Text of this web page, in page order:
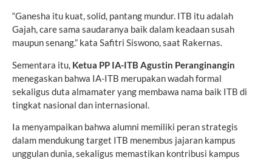
“Ganesha itu kuat, solid, pantang mundur. ITB itu adalah
Gajah, care sama saudaranya baik dalam keadaan susah
maupun senang.” kata Safitri Siswono, saat Rakernas.
Sementara itu, Ketua PP IA-ITB Agustin Peranginangin
menegaskan bahwa IA-ITB merupakan wadah formal
sekaligus duta almamater yang membawa nama baik ITB di
tingkat nasional dan internasional.
Ia menyampaikan bahwa alumni memiliki peran strategis
dalam mendukung target ITB menembus jajaran kampus
unggulan dunia, sekaligus memastikan kontribusi kampus